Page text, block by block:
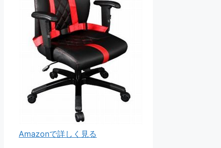
Amazonで詳しく見る